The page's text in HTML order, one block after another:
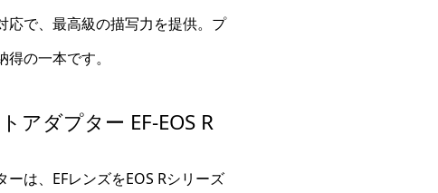
応で、最高級の描写力を提供。プ
の一本です。
アダプター EF-EOS R
ーは、EFレンズをEOS Rシリーズ